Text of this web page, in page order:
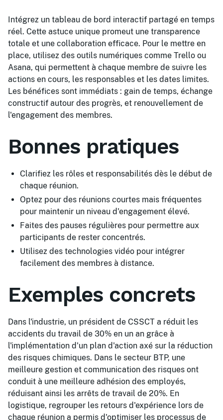
Intégrez un tableau de bord interactif partagé en temps
réel. Cette astuce unique promeut une transparence
totale et une collaboration efficace. Pour le mettre en
place, utilisez des outils numériques comme Trello ou
Asana, qui permettent à chaque membre de suivre les
actions en cours, les responsables et les dates limites.
Les bénéfices sont immédiats : gain de temps, échange
constructif autour des progrès, et renouvellement de
l'engagement des membres.
Bonnes pratiques
Clarifiez les rôles et responsabilités dès le début de
chaque réunion.
Optez pour des réunions courtes mais fréquentes
pour maintenir un niveau d'engagement élevé.
Faites des pauses régulières pour permettre aux
participants de rester concentrés.
Utilisez des technologies vidéo pour intégrer
facilement des membres à distance.
Exemples concrets
Dans l'industrie, un président de CSSCT a réduit les
accidents du travail de 30% en un an grâce à
l'implémentation d'un plan d'action axé sur la réduction
des risques chimiques. Dans le secteur BTP, une
meilleure gestion et communication des risques ont
conduit à une meilleure adhésion des employés,
réduisant ainsi les arrêts de travail de 20%. En
logistique, regrouper les retours d'expérience lors de
chaque réunion a permis d'optimiser les processus de